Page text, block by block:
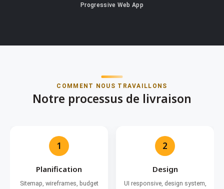
Progressive Web App
COMMENT NOUS TRAVAILLONS
Notre processus de livraison
1
Planification
Sitemap, wireframes, budget
2
Design
UI responsive, design system,